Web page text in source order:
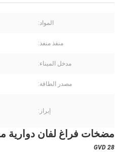
المواد:
منفذ منفذ:
مدخل الميناء:
مصدر الطاقة:
إبراز:
مضخات فراغ لفان دوارية
GVD 28